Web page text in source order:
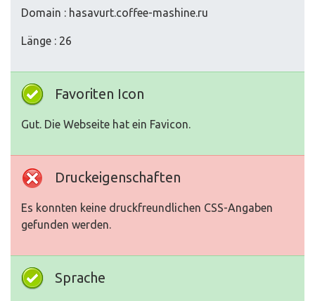
Domain : hasavurt.coffee-mashine.ru
Länge : 26
Favoriten Icon
Gut. Die Webseite hat ein Favicon.
Druckeigenschaften
Es konnten keine druckfreundlichen CSS-Angaben
gefunden werden.
Sprache